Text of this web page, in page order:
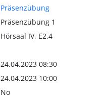
Präsenzübung
Präsenzübung 1
Hörsaal IV, E2.4
24.04.2023 08:30
24.04.2023 10:00
No